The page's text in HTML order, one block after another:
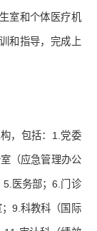
室和个体医疗机
和指导，完成上
，包括：1.党委
（应急管理办公
5.医务部；6.门诊
9.科教科（国际